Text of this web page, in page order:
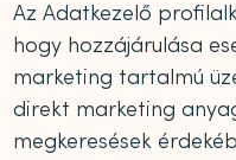
Az Adatkezelő
hogy hozzájárulása
marketing tartalmú
direkt marketing
megkeresések